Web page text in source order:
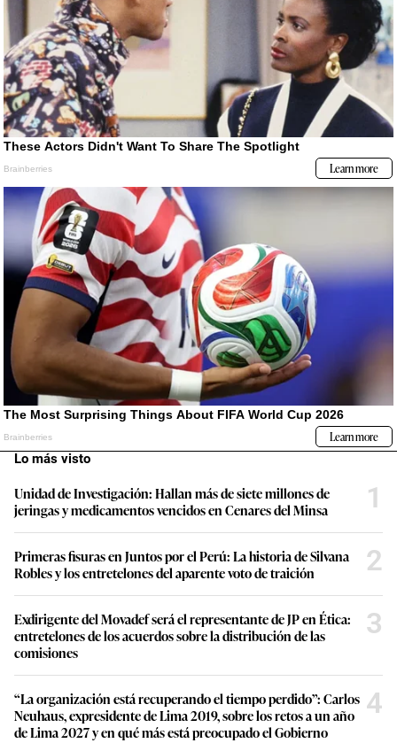
Lo más visto
Unidad de Investigación: Hallan más de siete millones de
jeringas y medicamentos vencidos en Cenares del Minsa
1
Primeras fisuras en Juntos por el Perú: La historia de Silvana
Robles y los entretelones del aparente voto de traición
2
Exdirigente del Movadef será el representante de JP en Ética:
entretelones de los acuerdos sobre la distribución de las
comisiones
3
“La organización está recuperando el tiempo perdido”: Carlos
Neuhaus, expresidente de Lima 2019, sobre los retos a un año
de Lima 2027 y en qué más está preocupado el Gobierno
4